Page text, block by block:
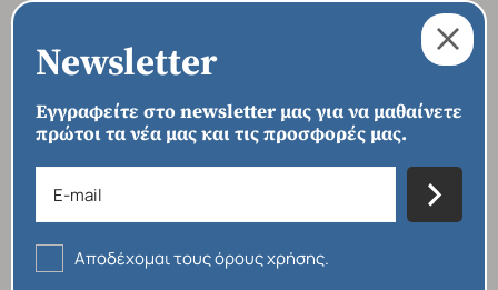
Newsletter
Εγγραφείτε στο newsletter μας για να μαθαίνετε
πρώτοι τα νέα μας και τις προσφορές μας.
Αποδέχομαι τους όρους χρήσης.
ΑΡΧΙΚΗ › ΠΡΟΟΡΙΣΜΟΙ › ΕΥΡΏΠΗ › ΗΝΩΜΈΝΟ ΒΑΣΊΛΕΙΟ
Λονδίνο με τον Harry Potter